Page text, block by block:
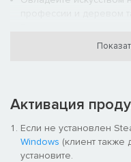
и новыми озвученными
Активация
Если не установлен
Windows (клиент также
установите.